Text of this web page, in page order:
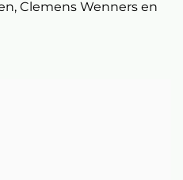
Clemens Wenners en